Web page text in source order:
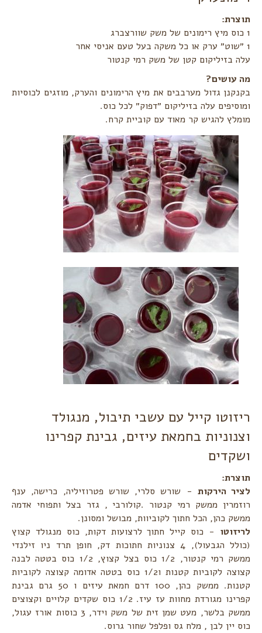
תוצרת:‏
עלה בזיליקום קטן של משק רמי קנטור
מה עושים?‏
בקנקנן גדול מערבבים את מיץ הרימונים והערק, מוזגים לכוסיות
ומוסיפים עלה בזיליקום ״דפוק״ לכל כוס. ‏
מומלץ להגיש קר מאוד עם קוביית קרח.‏
ריזוטו קייל עם עשבי תיבול, מנגולד
וצנוניות בחמאת עיזים, גבינת קפרינו
ושקדים
תוצרת:‏
לציר הירקות - שורש סלרי, שורש פטרוזיליה, כרישה, ענף
רוזמרין ממשק רמי קנטור .קולורבי , גזר בצל ותפוחי ‏אדמה
ממשק כהן, הכל חתוך לקוביוות, מבושל ומסונן. ‏
לריזוטו - כוס קייל חתוך לרצועות דקות, כוס מנגולד קצוץ
(כולל הגבעול), 4 צנוניות חתוכות דק, חופן תרד ניו זילנדי
‏ממשק רמי קנטור, 1/2 כוס בצל קצוץ, 1/2 כוס בטטה לבנה
קצוצה לקוביות קטנות ו1/2 כוס בטטה אדומה קצוצה ‏לקוביות
קטנות. ממשק כהן, 100 דרם חמאת עיזים ו 50 גרם גבינת
קפרינו מגורדת מחוות עז עיז. 1/2 כוס שקדים ‏קלויים וקצוצים
ממשק בלשר, מעט שמן זית של משק וידר, 3 כוסות אורז עגול,
כוס יין לבן , מלח גס ופלפל שחור ‏גרוס.‏